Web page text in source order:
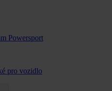
Powersport
pro vozidlo